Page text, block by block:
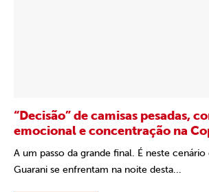
“Decisão” de camisas pesadas,
emocional e concentração na
A um passo da grande final. É neste
Guarani se enfrentam na noite desta...